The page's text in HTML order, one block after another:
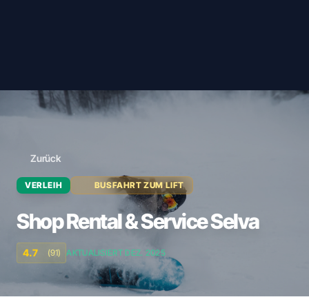
Zurück
VERLEIH BUSFAHRT ZUM LIFT
Shop Rental & Service Selva
4.7 (91) AKTUALISIERT DEZ. 2025